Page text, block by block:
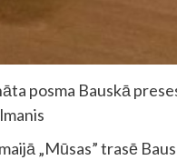
posma Bauskā
„Mūsas” trasē